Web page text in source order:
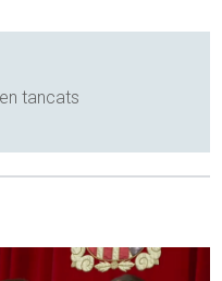
tancats